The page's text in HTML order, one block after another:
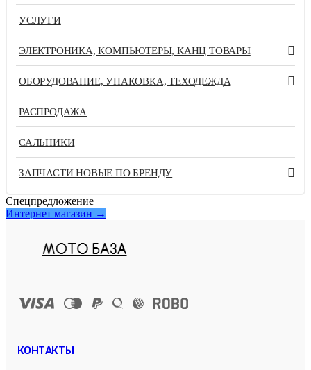
УСЛУГИ
ЭЛЕКТРОНИКА, КОМПЬЮТЕРЫ, КАНЦ ТОВАРЫ
ОБОРУДОВАНИЕ, УПАКОВКА, ТЕХОДЕЖДА
РАСПРОДАЖА
САЛЬНИКИ
ЗАПЧАСТИ НОВЫЕ ПО БРЕНДУ
Спецпредложение
Интернет магазин →
КОНТАКТЫ